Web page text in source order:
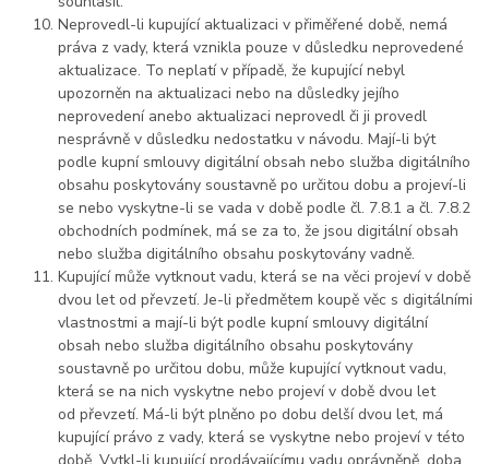
Neprovedl-li kupující aktualizaci v přiměřené době, nemá
práva z vady, která vznikla pouze v důsledku neprovedené
aktualizace. To neplatí v případě, že kupující nebyl
upozorněn na aktualizaci nebo na důsledky jejího
neprovedení anebo aktualizaci neprovedl či ji provedl
nesprávně v důsledku nedostatku v návodu. Mají-li být
podle kupní smlouvy digitální obsah nebo služba digitálního
obsahu poskytovány soustavně po určitou dobu a projeví-li
se nebo vyskytne-li se vada v době podle čl. 7.8.1 a čl. 7.8.2
obchodních podmínek, má se za to, že jsou digitální obsah
nebo služba digitálního obsahu poskytovány vadně.
Kupující může vytknout vadu, která se na věci projeví v době
dvou let od převzetí. Je-li předmětem koupě věc s digitálními
vlastnostmi a mají-li být podle kupní smlouvy digitální
obsah nebo služba digitálního obsahu poskytovány
soustavně po určitou dobu, může kupující vytknout vadu,
která se na nich vyskytne nebo projeví v době dvou let
od převzetí. Má-li být plněno po dobu delší dvou let, má
kupující právo z vady, která se vyskytne nebo projeví v této